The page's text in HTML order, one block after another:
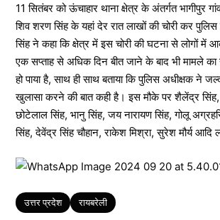
11 सितंबर को ऊंचाहार थाना क्षेत्र के अंतर्गत भागीपुर
शिव शरण सिंह के यहां देर रात लाखों की चोरी कर पुलिस
सिंह ने कहा कि क्षेत्र में इस चोरी की घटना से लोगों
एक सप्ताह से अधिक दिन बीत जाने के बाद भी मामले
हो पाया है, साथ ही साथ बताया कि पुलिस अधीक्षक ने
खुलासा करने की बात कही है। इस मौके पर शैलेंद्र सिंह,
छोटेलाल सिंह, भानु सिंह, जय नारायण सिंह, गोलू
सिंह, देवेंद्र सिंह चौहान, राकेश मिश्रा, सुरेश मौर्य आदि
Tags
उत्तर प्रदेश रायबरेली